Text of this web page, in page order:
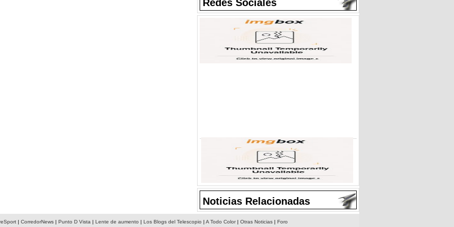
Redes Sociales
Noticias Relacionadas
| CorredorNews| Punto D Vista | Lente de aumento | Los Blogs del Telescopio | A Todo Color| Otras Noticias| Foro